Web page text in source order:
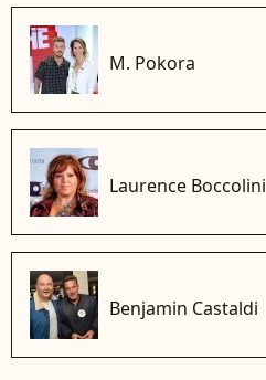
M. Pokora
Laurence Boccolini
Benjamin Castaldi